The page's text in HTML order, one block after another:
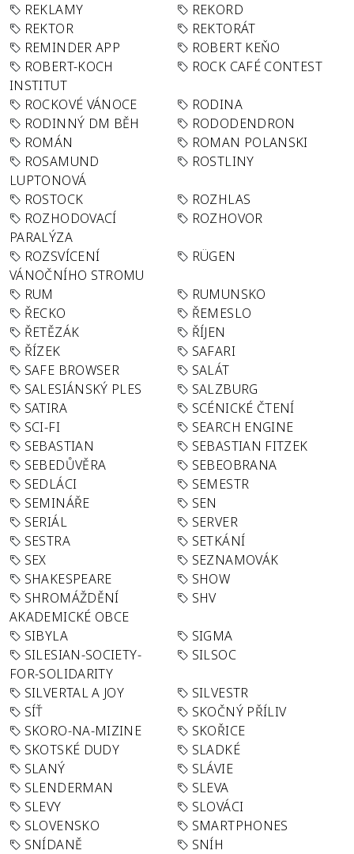
REKLAMY
REKORD
REKTOR
REKTORÁT
REMINDER APP
ROBERT KEŇO
ROBERT-KOCH
INSTITUT
ROCK CAFÉ CONTEST
ROCKOVÉ VÁNOCE
RODINA
RODINNÝ DM BĚH
RODODENDRON
ROMÁN
ROMAN POLANSKI
ROSAMUND
LUPTONOVÁ
ROSTLINY
ROSTOCK
ROZHLAS
ROZHODOVACÍ
PARALÝZA
ROZHOVOR
ROZSVÍCENÍ
VÁNOČNÍHO STROMU
RÜGEN
RUM
RUMUNSKO
ŘECKO
ŘEMESLO
ŘETĚZÁK
ŘÍJEN
ŘÍZEK
SAFARI
SAFE BROWSER
SALÁT
SALESIÁNSKÝ PLES
SALZBURG
SATIRA
SCÉNICKÉ ČTENÍ
SCI-FI
SEARCH ENGINE
SEBASTIAN
SEBASTIAN FITZEK
SEBEDŮVĚRA
SEBEOBRANA
SEDLÁCI
SEMESTR
SEMINÁŘE
SEN
SERIÁL
SERVER
SESTRA
SETKÁNÍ
SEX
SEZNAMOVÁK
SHAKESPEARE
SHOW
SHROMÁŽDĚNÍ
AKADEMICKÉ OBCE
SHV
SIBYLA
SIGMA
SILESIAN-SOCIETY-
FOR-SOLIDARITY
SILSOC
SILVERTAL A JOY
SILVESTR
SÍŤ
SKOČNÝ PŘÍLIV
SKORO-NA-MIZINE
SKOŘICE
SKOTSKÉ DUDY
SLADKÉ
SLANÝ
SLÁVIE
SLENDERMAN
SLEVA
SLEVY
SLOVÁCI
SLOVENSKO
SMARTPHONES
SNÍDANĚ
SNÍH